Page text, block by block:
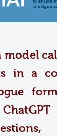
model
in a